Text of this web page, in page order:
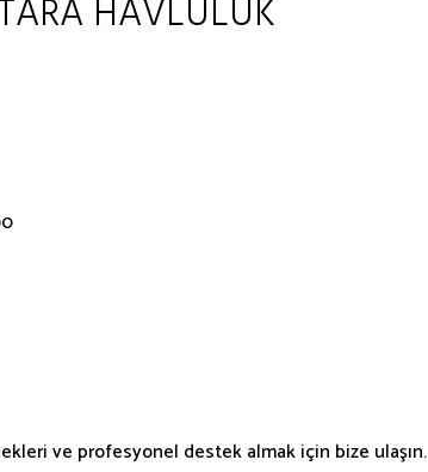
HAVLULUK
ve profesyonel destek almak için bize ulaşın.